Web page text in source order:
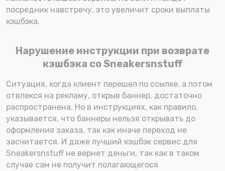
посредник навстречу, это увеличит сроки выплаты
кэшбэка.
Нарушение инструкции при возврате
кэшбэка со Sneakersnstuff
Ситуация, когда клиент перешел по ссылке, а потом
отвлекся на рекламу, открыв баннер, достаточно
распространена. Но в инструкциях, как правило,
указывается, что баннеры нельзя открывать до
оформления заказа, так как иначе переход не
засчитается. И даже лучший кэшбэк сервис для
Sneakersnstuff не вернет деньги, так как в таком
случае сам не получит полагающегося